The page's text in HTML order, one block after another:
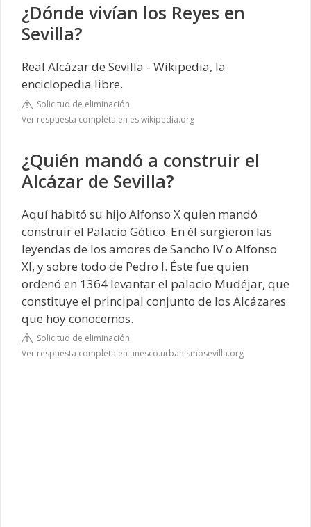
¿Dónde vivían los Reyes en
Sevilla?
Real Alcázar de Sevilla - Wikipedia, la
enciclopedia libre.
Solicitud de eliminación
Ver respuesta completa en es.wikipedia.org
¿Quién mandó a construir el
Alcázar de Sevilla?
Aquí habitó su hijo Alfonso X quien mandó
construir el Palacio Gótico. En él surgieron las
leyendas de los amores de Sancho IV o Alfonso
XI, y sobre todo de Pedro I. Éste fue quien
ordenó en 1364 levantar el palacio Mudéjar, que
constituye el principal conjunto de los Alcázares
que hoy conocemos.
Solicitud de eliminación
Ver respuesta completa en unesco.urbanismosevilla.org